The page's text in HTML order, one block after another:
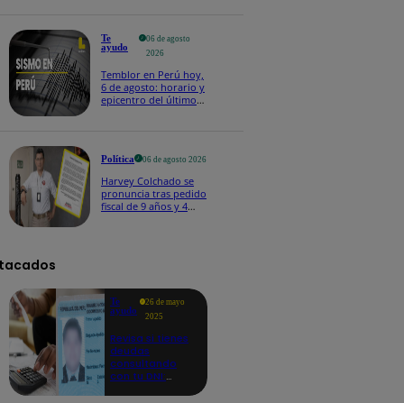
Te
ayudo
06 de agosto
2026
Temblor en Perú hoy,
6 de agosto: horario y
epicentro del último
Política 06 de agosto 2026
Harvey Colchado se
pronuncia tras pedido
fiscal de 9 años y 4
Te
ayudo
26 de mayo
2025
Revisa si tienes
deudas
consultando
con tu DNI: